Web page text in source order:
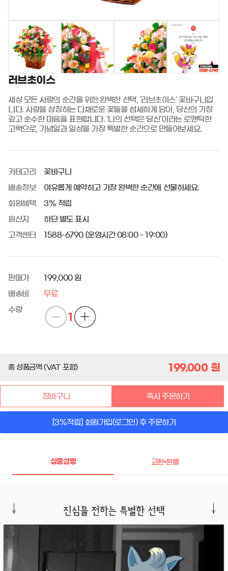
러브초이스
세상 모든 사랑의 순간을 위한 완벽한 선택, '러브초이스' 꽃바구니입
니다. 사랑을 상징하는 다채로운 꽃들을 섬세하게 담아, 당신의 가장
깊고 순수한 마음을 표현합니다. '나의 선택은 당신'이라는 로맨틱한
고백으로, 기념일과 일상을 가장 특별한 순간으로 만들어보세요.
카테고리 꽃바구니
배송정보 여유롭게 예약하고 가장 완벽한 순간에 선물하세요.
회원혜택 3% 적립
원산지 하단 별도 표시
고객센터 1588-6790 (운영시간 08:00 - 19:00)
판매가 199,000 원
배송비 무료
수량
1
총 상품금액 (VAT 포함) 199,000원
장바구니 즉시 주문하기
[3%적립] 회원가입(로그인) 후 주문하기
상품설명 교환•환불